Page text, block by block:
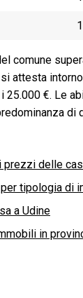
comune
si attesta
25.000 €. Le
di
prezzi delle
tipologia di
a Udine
in